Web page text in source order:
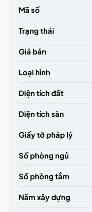
Mã số
Trạng thái
Giá bán
Loại hình
Diện tích đất
Diện tích sàn
Giấy tờ pháp lý
Số phòng ngủ
Số phòng tắm
Năm xây dựng